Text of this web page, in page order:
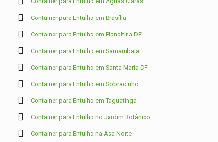
Container para Entulho em Brasília
Container para Entulho em Planaltina DF
Container para Entulho em Samambaia
Container para Entulho em Santa Maria DF
Container para Entulho em Sobradinho
Container para Entulho em Taguatinga
Container para Entulho no Jardim Botânico
Container para Entulho na Asa Norte